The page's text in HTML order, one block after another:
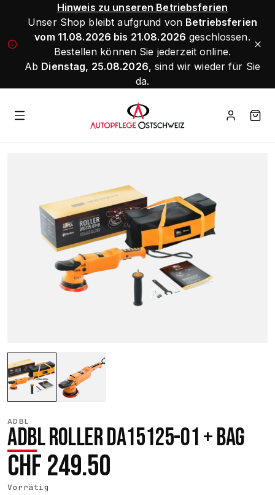
Hinweis zu unseren Betriebsferien
Unser Shop bleibt aufgrund von Betriebsferien
vom 11.08.2026 bis 21.08.2026 geschlossen.
Bestellen können Sie jederzeit online.
Ab Dienstag, 25.08.2026, sind wir wieder für Sie
da.
ADBL
ADBL ROLLER DA15125-01 + BAG
CHF249.50
Vorrätig